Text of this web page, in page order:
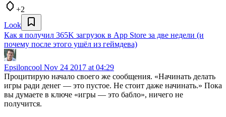
+2
Look
Как я получил 365K загрузок в App Store за две недели (и
почему после этого ушёл из геймдева)
Epsiloncool Nov 24 2017 at 04:29
Процитирую начало своего же сообщения. «Начинать делать
игры ради денег — это пустое. Не стоит даже начинать.» Пока
вы думаете в ключе «игры — это бабло», ничего не
получится.